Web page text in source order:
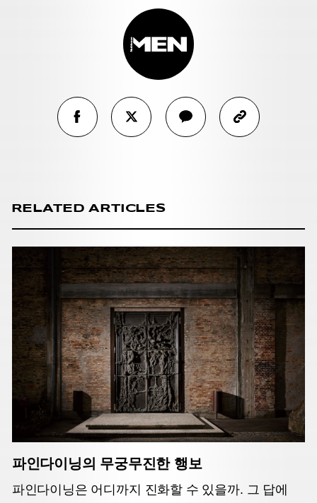
RELATED ARTICLES
파인다이닝의 무궁무진한 행보
파인다이닝은 어디까지 진화할 수 있을까. 그 답에